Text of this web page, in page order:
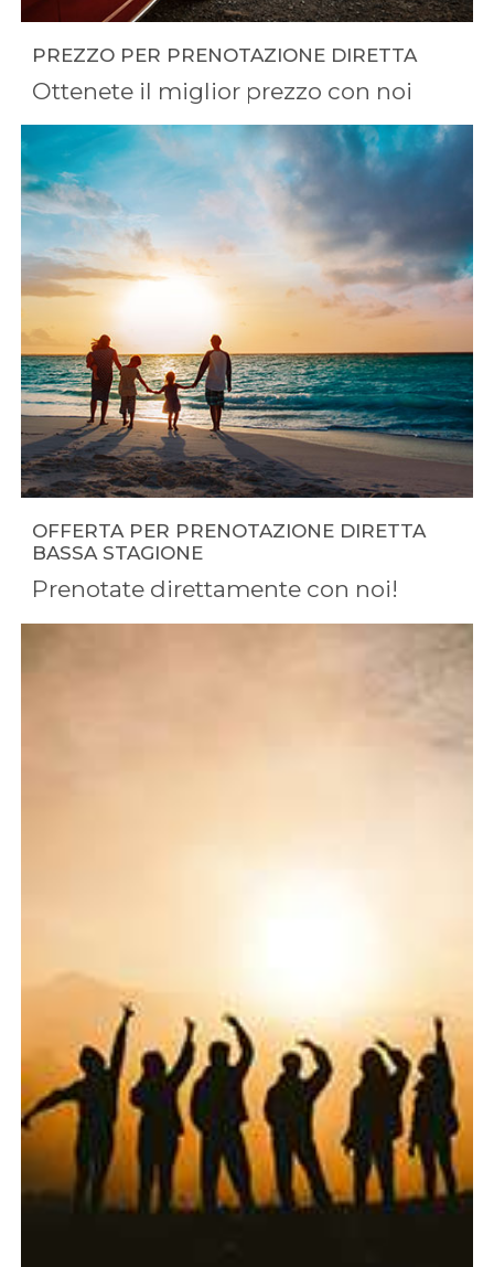
PREZZO PER PRENOTAZIONE DIRETTA
Ottenete il miglior prezzo con noi
OFFERTA PER PRENOTAZIONE DIRETTA
BASSA STAGIONE
Prenotate direttamente con noi!